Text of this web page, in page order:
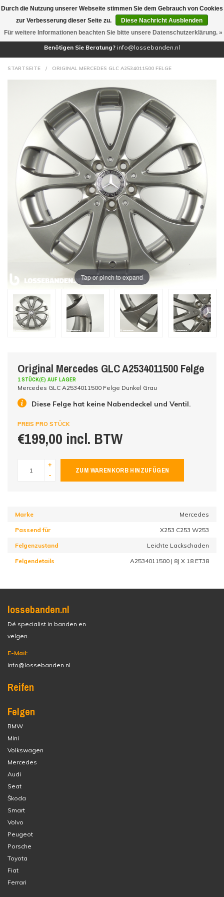
(0)
Benötigen Sie Beratung? info@lossebanden.nl
STARTSEITE / ORIGINAL MERCEDES GLC A2534011500 FELGE
Tap or pinch to expand
Original Mercedes GLC A2534011500 Felge
1 STÜCK(E) AUF LAGER
Mercedes GLC A2534011500 Felge Dunkel Grau
Diese Felge hat keine Nabendeckel und Ventil.
PREIS PRO STÜCK
€199,00 incl. BTW
+
-
ZUM WARENKORB HINZUFÜGEN
Marke Mercedes
Passend für X253 C253 W253
Felgenzustand Leichte Lackschaden
Felgendetails A2534011500 | 8J X 18 ET38
lossebanden.nl
Dé specialist in banden en
velgen.
E-Mail:
info@lossebanden.nl
Reifen
Felgen
BMW
Mini
Volkswagen
Mercedes
Audi
Seat
Škoda
Smart
Volvo
Peugeot
Porsche
Toyota
Fiat
Ferrari
Durch die Nutzung unserer Webseite stimmen Sie dem Gebrauch von Cookies
zur Verbesserung dieser Seite zu.
Diese Nachricht Ausblenden
Für weitere Informationen beachten Sie bitte unsere Datenschutzerklärung. »